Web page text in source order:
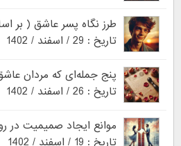
طرز نگاه پسر عاشق ( بر
تاریخ : 29 / اسفند / 1402
پنج جمله‌ای که مردان
تاریخ : 26 / اسفند / 1402
موانع ایجاد صمیمیت در
تاریخ : 19 / اسفند / 1402